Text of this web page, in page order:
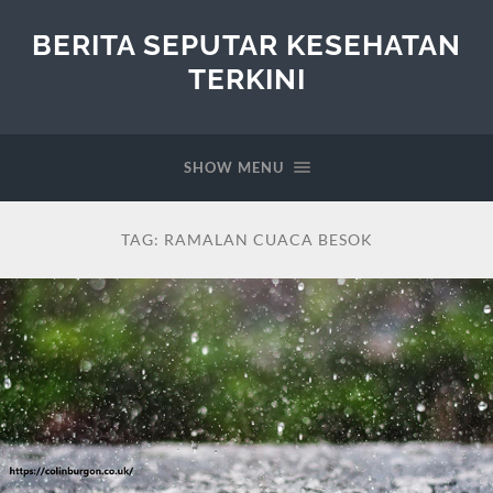
BERITA SEPUTAR KESEHATAN
TERKINI
SHOW MENU
TAG: RAMALAN CUACA BESOK